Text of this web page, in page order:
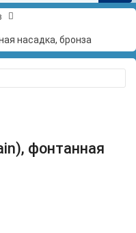
насадка, бронза
фонтанная